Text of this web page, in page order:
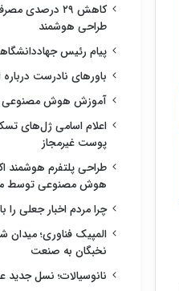
کاهش ۲۹
طراحی هوشمند
پیام رئیس
باورهای نادرست درباره
آموزش هوش مصنوعی
اعلام اسامی ژل‌های
پوست غیرمجاز
طراحی پلتفرم هوشمند
هوش مصنوعی توسط
چرا مردم اخبار جعلی را
المپیک فناوری؛ میدان
نخبگان به صنعت
نانوسیالات؛ نسل جدید